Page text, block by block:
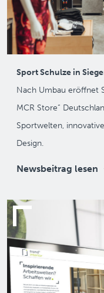
Sport Schulze in
Nach Umbau eröffnet
MCR Store“
Sportwelten,
Design.
Newsbeitrag lesen